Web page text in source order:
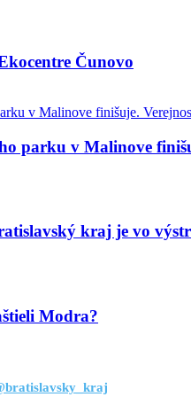
Čunovo
parku v Malinove
kraj je vo
Modra?